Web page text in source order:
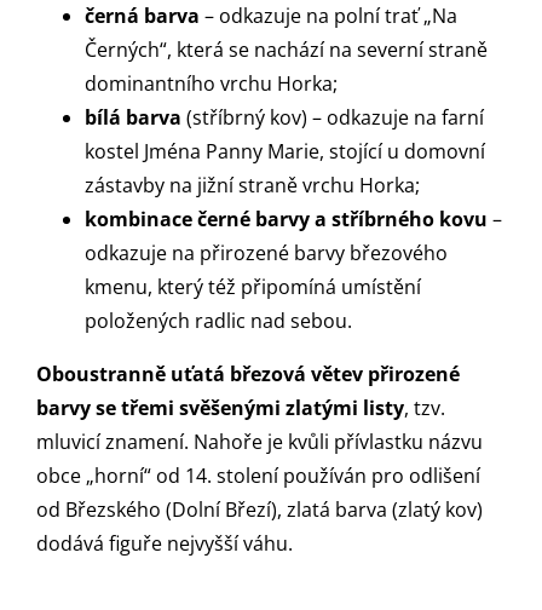
černá barva – odkazuje na polní trať „Na
Černých“, která se nachází na severní straně
dominantního vrchu Horka;
bílá barva (stříbrný kov) – odkazuje na farní
kostel Jména Panny Marie, stojící u domovní
zástavby na jižní straně vrchu Horka;
kombinace černé barvy a stříbrného kovu –
odkazuje na přirozené barvy březového
kmenu, který též připomíná umístění
položených radlic nad sebou.
Oboustranně uťatá březová větev přirozené
barvy se třemi svěšenými zlatými listy, tzv.
mluvicí znamení. Nahoře je kvůli přívlastku názvu
obce „horní“ od 14. stolení používán pro odlišení
od Březského (Dolní Březí), zlatá barva (zlatý kov)
dodává figuře nejvyšší váhu.